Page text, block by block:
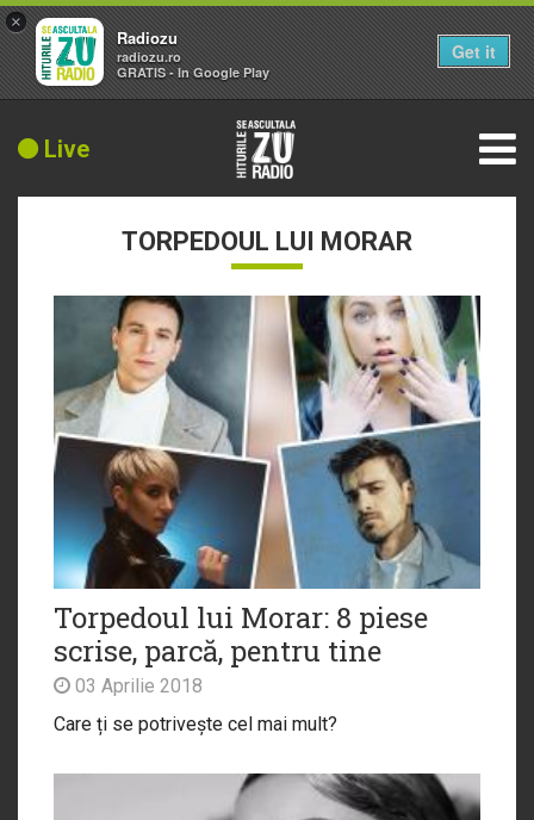
Live
TORPEDOUL LUI MORAR
Torpedoul lui Morar: 8 piese
scrise, parcă, pentru tine
03 Aprilie 2018
Care ți se potrivește cel mai mult?
×
Radiozu
radiozu.ro
GRATIS - In Google Play
Get it